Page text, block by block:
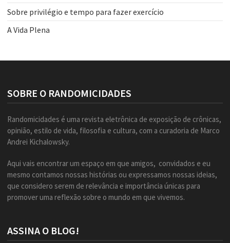
Sobre privilégio e tempo para fazer exercício
A Vida Plena
SOBRE O RANDOMICIDADES
Randomicidades é uma revista eletrônica de exposição de crônicas,
opinião, estilo de vida, filosofia e cultura, com a curadoria de Marco
Andrei Kichalowsky.
Aqui vais encontrar um espaço em que amigos, convidados e eu
mesmo contamos nossas histórias ou expressamos nossas ideias,
que considero serem de relevância e importância únicas para
promover uma reflexão sobre o mundo em que vivemos.
ASSINA O BLOG!